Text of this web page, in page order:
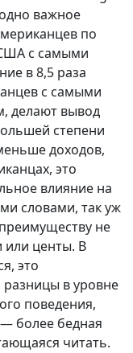
важное
по
с самыми
в 8,5 раза
с самыми
делают вывод
степени
доходов,
это
влияние на
словами, так уж
не
или центы. В
это
в уровне
поведения,
более бедная
читать.